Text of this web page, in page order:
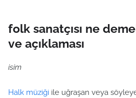
folk sanatçısı ne
ve açıklaması
isim
Halk müziği ile uğraşan veya